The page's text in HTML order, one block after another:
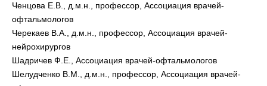
Ченцова Е.В., д.м.н., профессор, Ассоциация врачей-
офтальмологов
Черекаев В.А., д.м.н., профессор, Ассоциация врачей-
нейрохирургов
Шадричев Ф.Е., Ассоциация врачей-офтальмологов
Шелудченко В.М., д.м.н., профессор, Ассоциация врачей-